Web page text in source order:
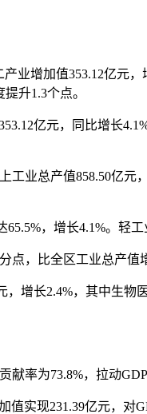
增加值353.12亿元，
升1.3个点。
亿元，同比增长
业总产值858.50亿元
，增长4.1%。轻工
，比全区工业总产值
长2.4%，其中生物
为73.8%，拉动GDP
现231.39亿元，对